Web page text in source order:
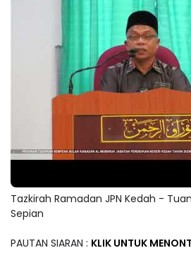
Tazkirah Ramadan JPN Kedah -
Sepian
PAUTAN SIARAN : KLIK UNTUK